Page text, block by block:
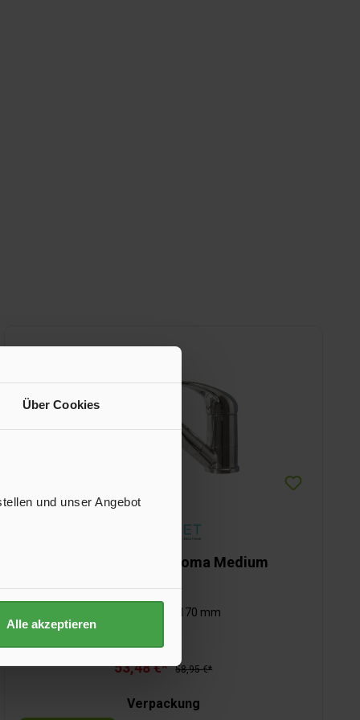
Über Cookies
und unser Angebot
Alle akzeptieren
Einhebelmischer Roma Medium
Auslauflänge: 170 mm
53,48 €* 58,95 €*
Verpackung